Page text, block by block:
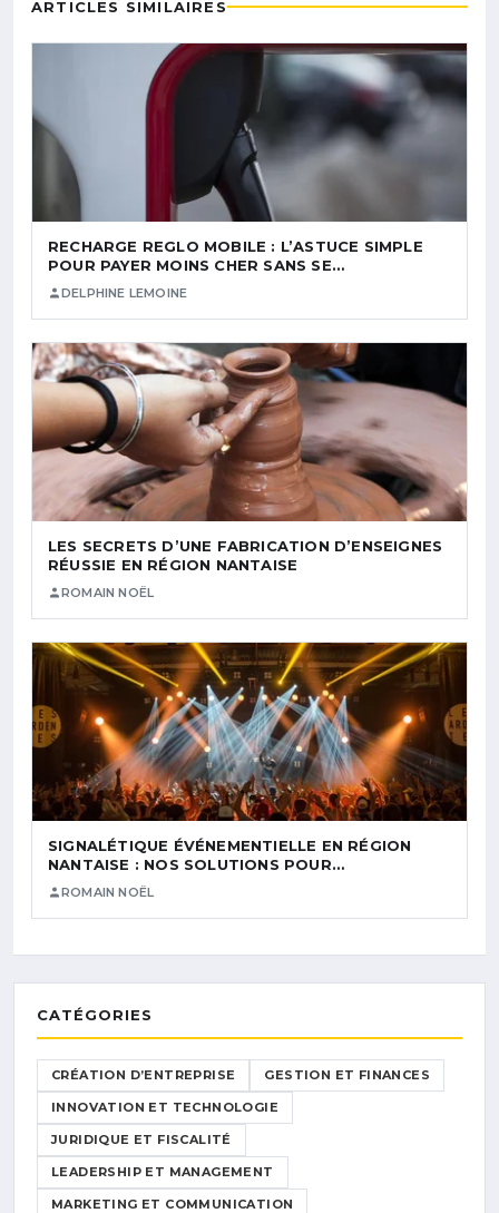
ARTICLES SIMILAIRES
RECHARGE REGLO MOBILE : L’ASTUCE SIMPLE
POUR PAYER MOINS CHER SANS SE…
DELPHINE LEMOINE
LES SECRETS D’UNE FABRICATION D’ENSEIGNES
RÉUSSIE EN RÉGION NANTAISE
ROMAIN NOËL
SIGNALÉTIQUE ÉVÉNEMENTIELLE EN RÉGION
NANTAISE : NOS SOLUTIONS POUR…
ROMAIN NOËL
CATÉGORIES
CRÉATION D’ENTREPRISE GESTION ET FINANCES
INNOVATION ET TECHNOLOGIE
JURIDIQUE ET FISCALITÉ
LEADERSHIP ET MANAGEMENT
MARKETING ET COMMUNICATION